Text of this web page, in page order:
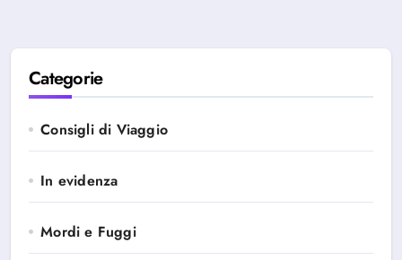
Categorie
Consigli di Viaggio
In evidenza
Mordi e Fuggi